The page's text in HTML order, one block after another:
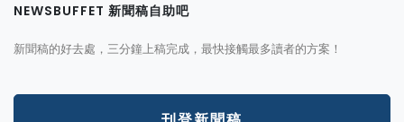
NEWSBUFFET 新聞稿自助吧
新聞稿的好去處，三分鐘上稿完成，最快接觸最多讀者的方案！